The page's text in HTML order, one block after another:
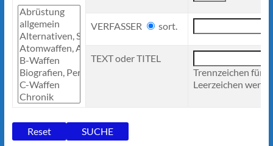
VERFASSER sort.
TEXT oder TITEL
Trennzeichen für
Leerzeichen